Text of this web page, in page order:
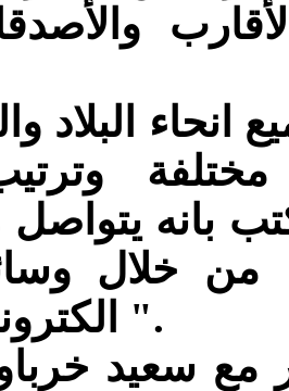
البلاد
بانه يتواصل
، من خلال
الكترونية وهاتفية ".
مع سعيد